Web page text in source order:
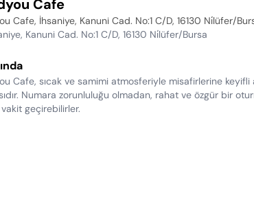
Cafe
Cafe, İhsaniye, Kanuni Cad. No:1 C/D, 16130 Ni̇lüfer/
Kanuni Cad. No:1 C/D, 16130 Ni̇lüfer/Bursa
Cafe, sıcak ve samimi atmosferiyle misafirlerine
Numara zorunluluğu olmadan, rahat ve özgür bir
geçirebilirler.